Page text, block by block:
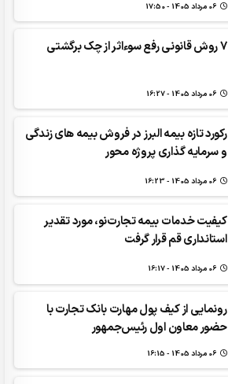
06 مرداد 1405 - 17:50
7 روش قانونی رفع سوء‌اثر از چک برگشتی‌
06 مرداد 1405 - 16:27
رکورد تازه بیمه البرز در فروش بیمه های زندگی
و سرمایه گذاری پروژه محور
06 مرداد 1405 - 16:23
کیفیت خدمات بیمه تجارت‌نو، مورد تقدیر
استانداری قم قرار گرفت
06 مرداد 1405 - 16:17
رونمایی از کیف پول مهارت بانک تجارت با
حضور معاون اول رئیس‌جمهور
06 مرداد 1405 - 16:15